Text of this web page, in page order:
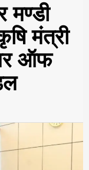
मण्डी
मंत्री
ऑफ